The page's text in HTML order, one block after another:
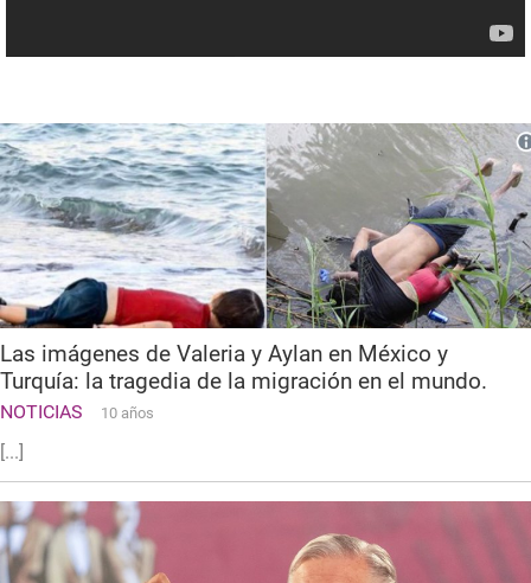
Las imágenes de Valeria y Aylan en México y
Turquía: la tragedia de la migración en el mundo.
NOTICIAS 10 años
[...]